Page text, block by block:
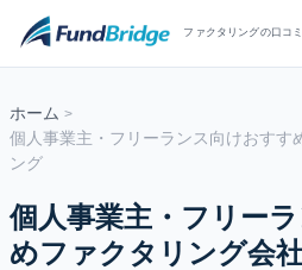
ファクタリングの口コ
ホーム
個人事業主・フリーランス向けおすす
ング
個人事業主・フリー
めファクタリング会